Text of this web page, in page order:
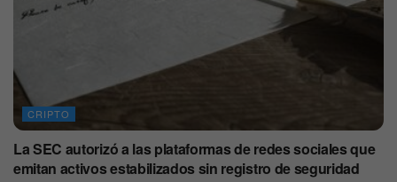
CRIPTO
La SEC autorizó a las plataformas de redes sociales que
emitan activos estabilizados sin registro de seguridad